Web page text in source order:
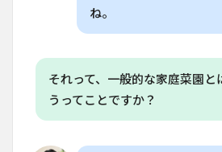
植物
はあ
りま
す
ね。
それって、一般的な家庭菜園と
うってことですか？